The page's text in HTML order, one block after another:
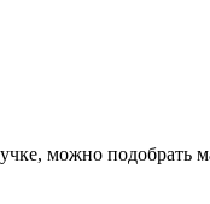
можно подобрать